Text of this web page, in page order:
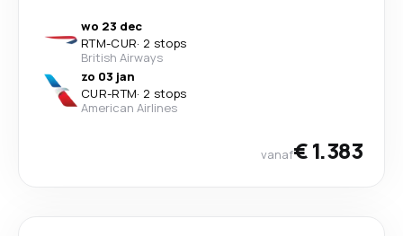
wo 23 dec
RTM-CUR· 2 stops
British Airways
zo 03 jan
CUR-RTM· 2 stops
American Airlines
vanaf€ 1.383